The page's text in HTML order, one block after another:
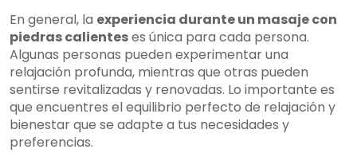
En general, la experiencia durante un masaje con
piedras calienteses única para cada persona.
Algunas personas pueden experimentar una
relajación profunda, mientras que otras pueden
sentirse revitalizadas y renovadas. Lo importante es
que encuentres el equilibrio perfecto de relajación y
bienestar que se adapte a tus necesidades y
preferencias.